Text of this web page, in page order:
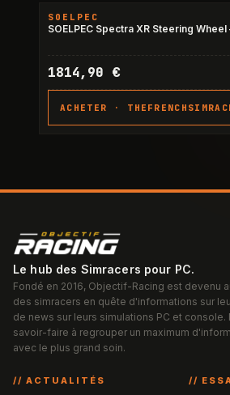
SOELPEC
SOELPEC Spectra XR Steering
1814,90 €
ACHETER ·
Le hub des Simracers pour PC.
Fondé en 2016, Objectif-Racing est devenu
des simracers en quête d'informations sur
de news sur leurs simulations PC et
savoir-faire à regrouper un maximum
avec le plus grand soin.
// ACTUALITÉS //